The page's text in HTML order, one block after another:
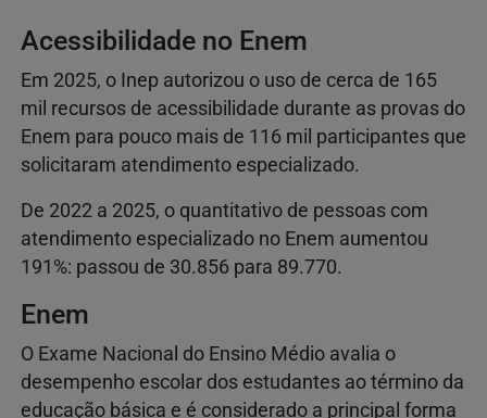
Acessibilidade no Enem
Em 2025, o Inep autorizou o uso de cerca de 165
mil recursos de acessibilidade durante as provas do
Enem para pouco mais de 116 mil participantes que
solicitaram atendimento especializado.
De 2022 a 2025, o quantitativo de pessoas com
atendimento especializado no Enem aumentou
191%: passou de 30.856 para 89.770.
Enem
O Exame Nacional do Ensino Médio avalia o
desempenho escolar dos estudantes ao término da
educação básica e é considerado a principal forma